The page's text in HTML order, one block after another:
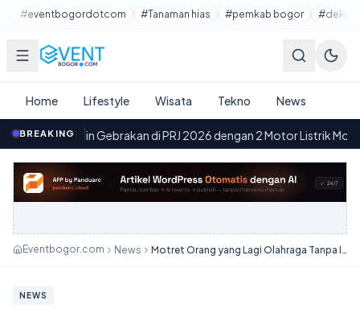
Lewati ke konten utama
#eventbogordotcom #Tanaman hias #pemkab bogor
Home Lifestyle Wisata Tekno News
BREAKINGdi PRJ 2026 dengan 2 Motor Listrik Monster Evo & Carria 1
Eventbogor.com News Motret Orang yang Lagi Olahraga Tanpa Izin Bisa Kena Sanksi, Nih Penjelasannya!
NEWS